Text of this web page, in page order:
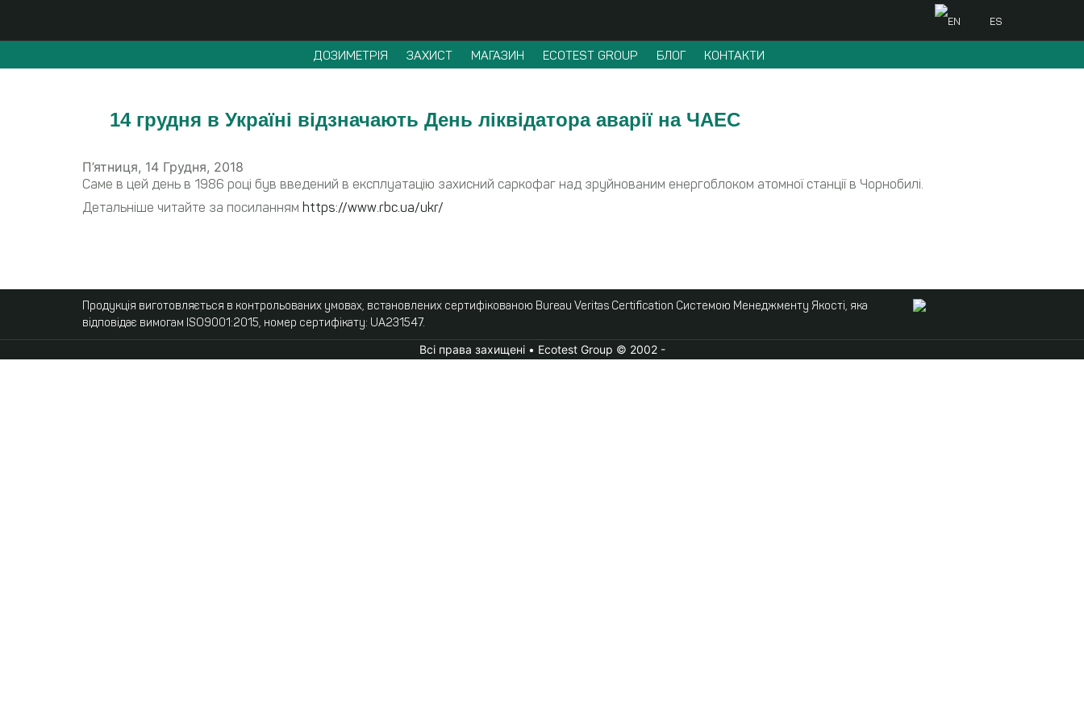
EN ES
ДОЗИМЕТРІЯ ЗАХИСТ МАГАЗИН ECOTEST GROUP БЛОГ КОНТАКТИ
14 грудня в Україні відзначають День ліквідатора аварії на ЧАЕС
П’ятниця, 14 Грудня, 2018
Саме в цей день в 1986 році був введений в експлуатацію захисний саркофаг над зруйнованим енергоблоком атомної станції в Чорнобилі.
Детальніше читайте за посиланням https://www.rbc.ua/ukr/
Продукція виготовляється в контрольованих умовах, встановлених сертифікованою Bureau Veritas Certification Системою Менеджменту Якості, яка
відповідає вимогам ISO9001:2015, номер сертифікату: UA231547.
Всі права захищені • Ecotest Group © 2002 -